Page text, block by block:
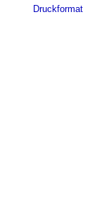
Druckformat